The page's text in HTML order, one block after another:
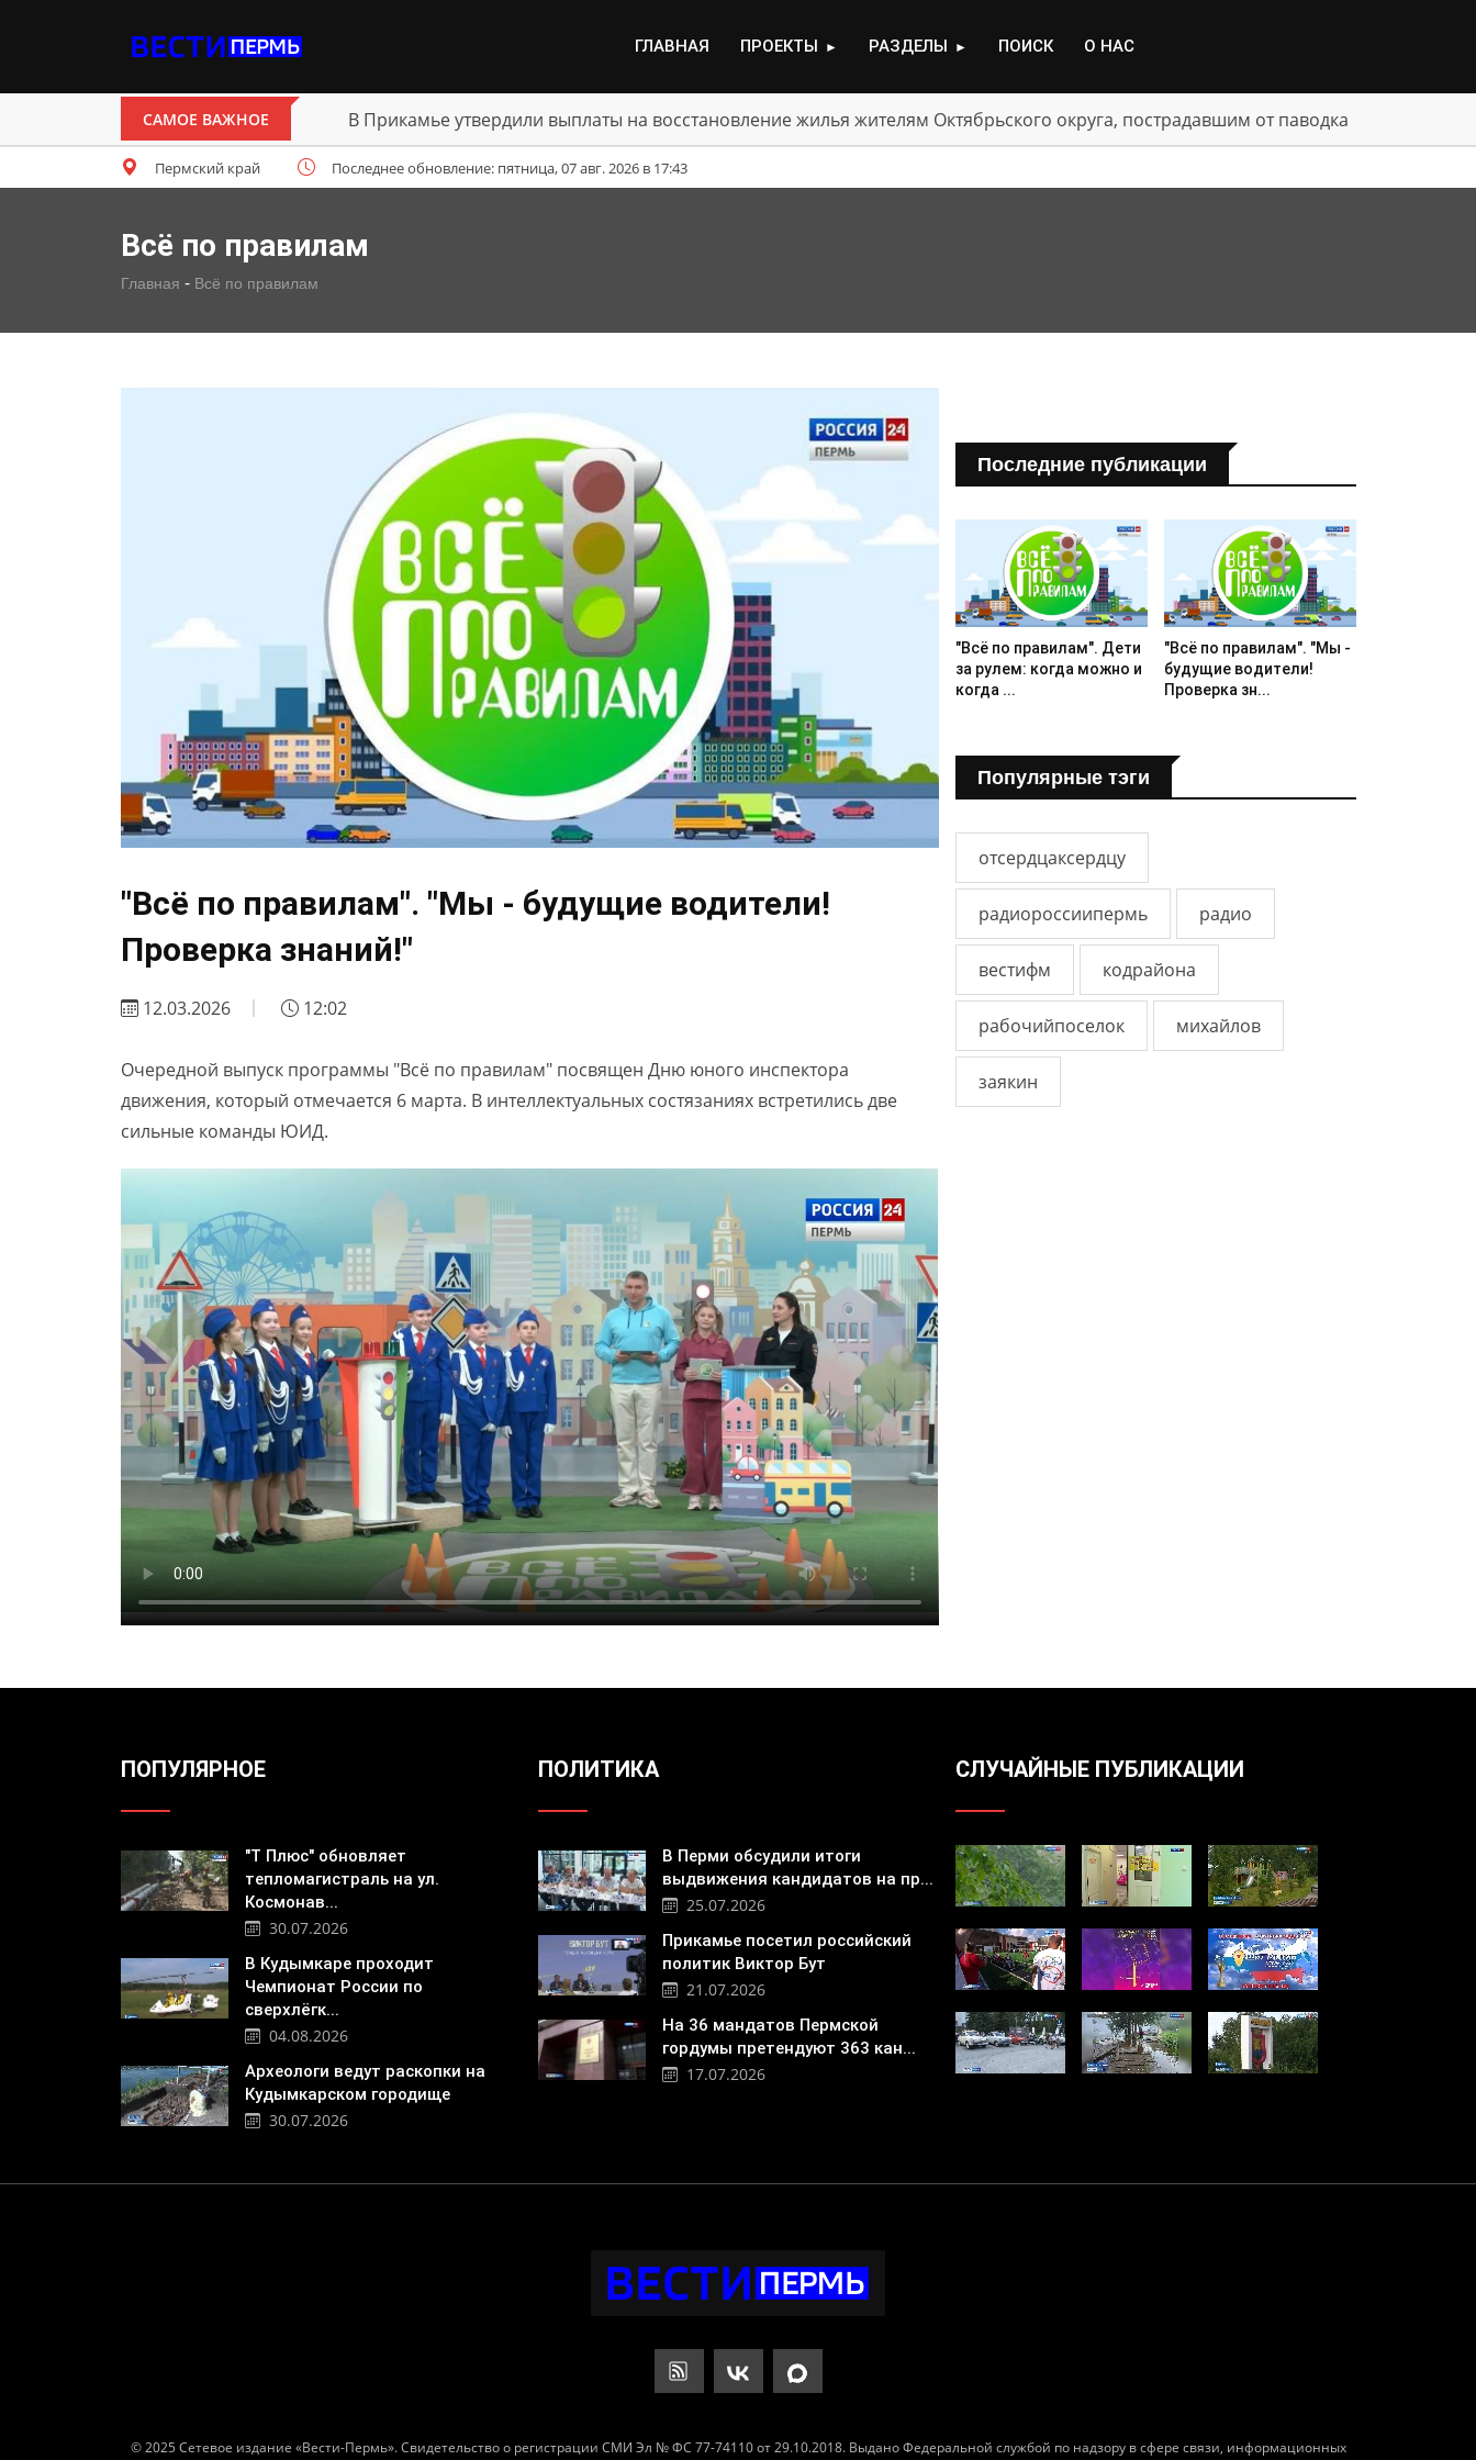
ГЛАВНАЯ ПРОЕКТЫ ► РАЗДЕЛЫ ► ПОИСК О НАС
САМОЕ ВАЖНОЕ В Прикамье утвердили выплаты на восстановление жилья жителям Октябрьского округа, пострадавшим от паводка
Пермский край Последнее обновление: пятница, 07 авг. 2026 в 17:43
Всё по правилам
Главная - Всё по правилам
"Всё по правилам". "Мы - будущие водители!
Проверка знаний!"
12.03.2026 12:02
Очередной выпуск программы "Всё по правилам" посвящен Дню юного инспектора
движения, который отмечается 6 марта. В интеллектуальных состязаниях встретились две
сильные команды ЮИД.
Последние публикации
"Всё по правилам". Дети
за рулем: когда можно и
когда ...
"Всё по правилам". "Мы -
будущие водители!
Проверка зн...
Популярные тэги
отсердцаксердцу
радиороссиипермь радио
вестифм кодрайона
рабочийпоселок михайлов
заякин
ПОПУЛЯРНОЕ
"Т Плюс" обновляет
тепломагистраль на ул.
Космонав...
30.07.2026
В Кудымкаре проходит
Чемпионат России по
сверхлёгк...
04.08.2026
Археологи ведут раскопки на
Кудымкарском городище
30.07.2026
ПОЛИТИКА
В Перми обсудили итоги
выдвижения кандидатов на пр...
25.07.2026
Прикамье посетил российский
политик Виктор Бут
21.07.2026
На 36 мандатов Пермской
гордумы претендуют 363 кан...
17.07.2026
СЛУЧАЙНЫЕ ПУБЛИКАЦИИ
© 2025 Сетевое издание «Вести-Пермь». Свидетельство о регистрации СМИ Эл № ФС 77-74110 от 29.10.2018. Выдано Федеральной службой по надзору в сфере связи, информационных